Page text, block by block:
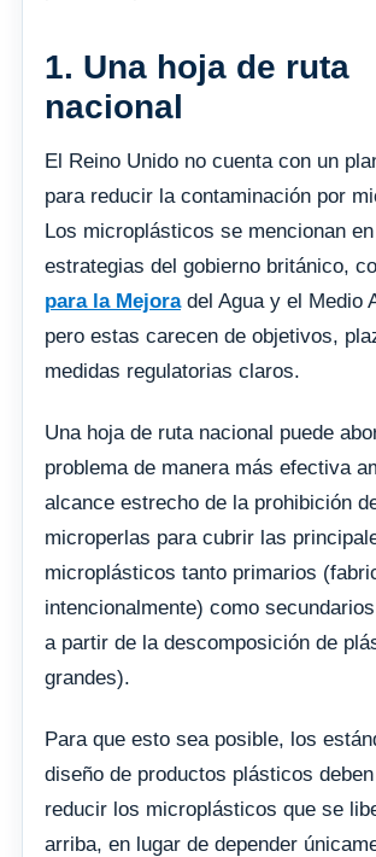
1. Una hoja de ruta
nacional
El Reino Unido no cuenta con un
para reducir la contaminación por
Los microplásticos se mencionan
estrategias del gobierno británico,
para la Mejoradel Agua y el Medio
pero estas carecen de objetivos,
medidas regulatorias claros.
Una hoja de ruta nacional puede
problema de manera más efectiva
alcance estrecho de la prohibición
microperlas para cubrir las
microplásticos tanto primarios
intencionalmente) como
a partir de la descomposición de
grandes).
Para que esto sea posible, los
diseño de productos plásticos
reducir los microplásticos que se
arriba, en lugar de depender